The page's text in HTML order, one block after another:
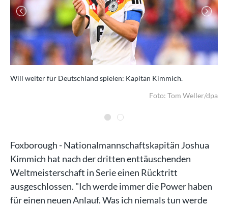
Will weiter für Deutschland spielen: Kapitän Kimmich.
Foto: Tom Weller/dpa
Next
Foxborough - Nationalmannschaftskapitän Joshua
Kimmich hat nach der dritten enttäuschenden
Weltmeisterschaft in Serie einen Rücktritt
ausgeschlossen. "Ich werde immer die Power haben
für einen neuen Anlauf. Was ich niemals tun werde